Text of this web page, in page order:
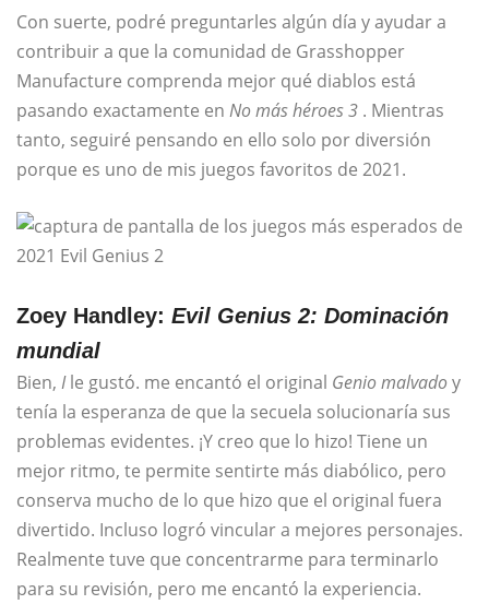
Con suerte, podré preguntarles algún día y ayudar a
contribuir a que la comunidad de Grasshopper
Manufacture comprenda mejor qué diablos está
pasando exactamente en No más héroes 3 . Mientras
tanto, seguiré pensando en ello solo por diversión
porque es uno de mis juegos favoritos de 2021.
Zoey Handley: Evil Genius 2: Dominación
mundial
Bien, Ile gustó. me encantó el original Genio malvadoy
tenía la esperanza de que la secuela solucionaría sus
problemas evidentes. ¡Y creo que lo hizo! Tiene un
mejor ritmo, te permite sentirte más diabólico, pero
conserva mucho de lo que hizo que el original fuera
divertido. Incluso logró vincular a mejores personajes.
Realmente tuve que concentrarme para terminarlo
para su revisión, pero me encantó la experiencia.